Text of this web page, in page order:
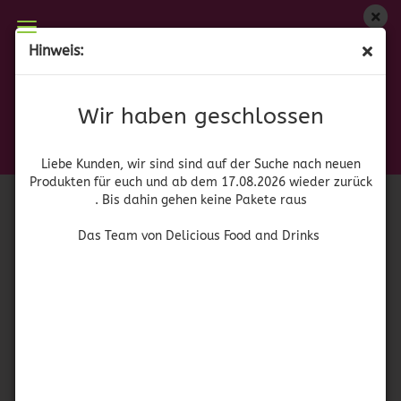
Hinweis:
Wir haben geschlossen
Liebe Kunden, wir sind sind auf der Suche nach neuen
Produkten für euch und ab dem 17.08.2026 wieder zurück
. Bis dahin gehen keine Pakete raus
Das Team von Delicious Food and Drinks
Wir haben geschlossen
zurück. Bis dahin gehen keine Pakete raus
Das Team von Delicious Food and Drinks